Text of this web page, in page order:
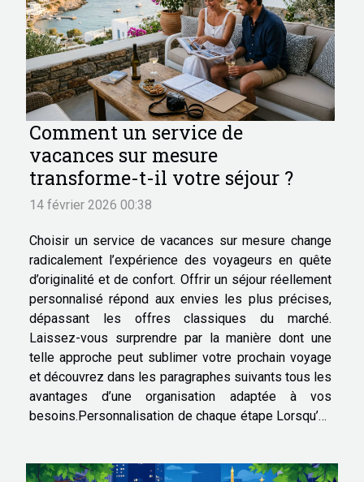
Comment un service de
vacances sur mesure
transforme-t-il votre séjour ?
14 février 2026 00:38
Choisir un service de vacances sur mesure change
radicalement l’expérience des voyageurs en quête
d’originalité et de confort. Offrir un séjour réellement
personnalisé répond aux envies les plus précises,
dépassant les offres classiques du marché.
Laissez-vous surprendre par la manière dont une
telle approche peut sublimer votre prochain voyage
et découvrez dans les paragraphes suivants tous les
avantages d’une organisation adaptée à vos
besoins.Personnalisation de chaque étape Lorsqu’un